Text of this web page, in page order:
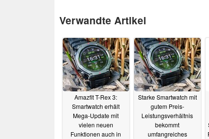
Verwandte Artikel
Amazfit T-Rex 3:
Smartwatch erhält
Mega-Update mit
vielen neuen
Funktionen auch in
Starke Smartwatch mit
gutem Preis-
Leistungsverhältnis
bekommt
umfangreiches